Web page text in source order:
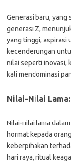
Generasi baru, yang
generasi Z,
yang tinggi, aspirasi
kecenderungan
nilai seperti inovasi,
kali mendominasi
Nilai-Nilai
Nilai-nilai lama
hormat kepada
keberpihakan
hari raya, ritual